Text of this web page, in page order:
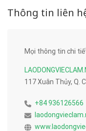
Thông tin liên
Mọi thông tin chi
117 Xuân Thủy, Q.
+84 936126566